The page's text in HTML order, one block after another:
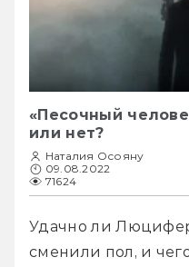
«Песочный
или нет?
Наталия Осояну
09.08.2022
71624
Удачно ли
сменили пол, и